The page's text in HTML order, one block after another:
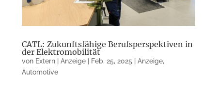
CATL: Zukunftsfähige Berufsperspektiven in
der Elektromobilität
von Extern | Anzeige| Feb. 25, 2025 Anzeige,
Automotive